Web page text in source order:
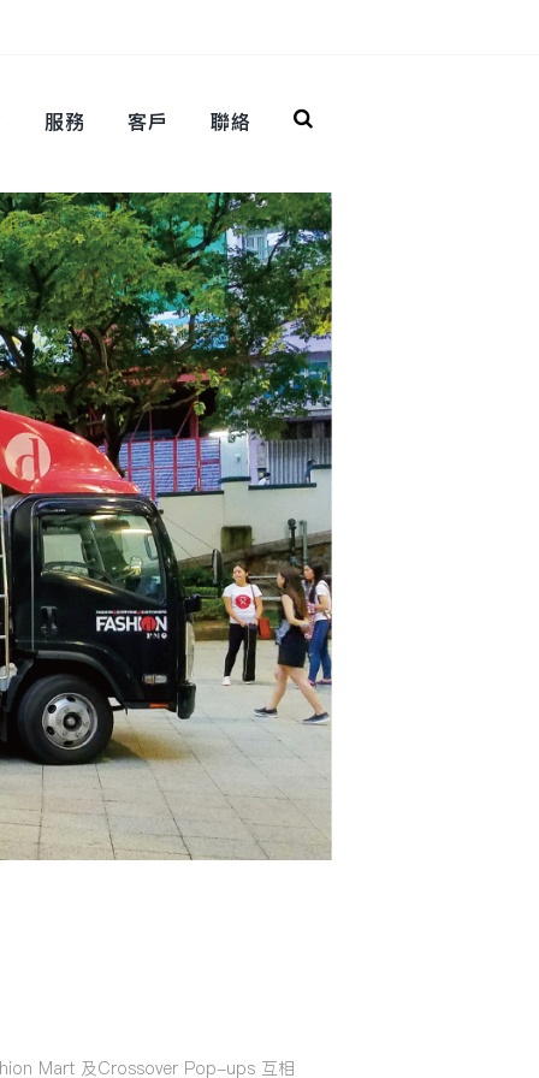
服務 客戶 聯絡
Mart 及Crossover Pop-ups 互相